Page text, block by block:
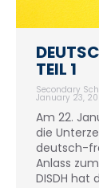
TEIL 1
Secondary
January 23,
Am 22.
die
deutsch-
Anlass
DISDH hat